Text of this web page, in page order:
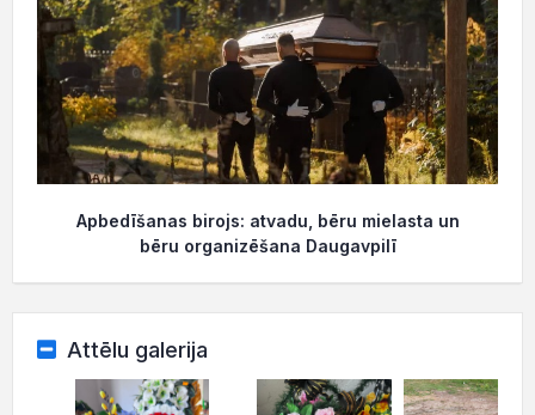
Apbedīšanas birojs: atvadu, bēru mielasta un
bēru organizēšana Daugavpilī
Attēlu galerija